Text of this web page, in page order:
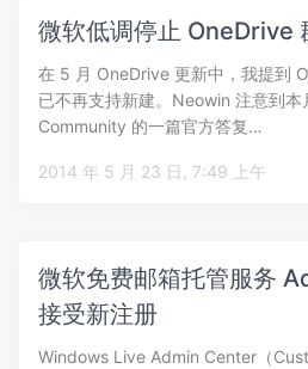
微软低调停止 OneDrive
在 5 月 OneDrive 更新中，我提到
已不再支持新建。Neowin 注意到
Community 的一篇官方答复…
2014 年 5 月 23 日, 7:49 上午
微软免费邮箱托管服务
接受新注册
Windows Live Admin Center（